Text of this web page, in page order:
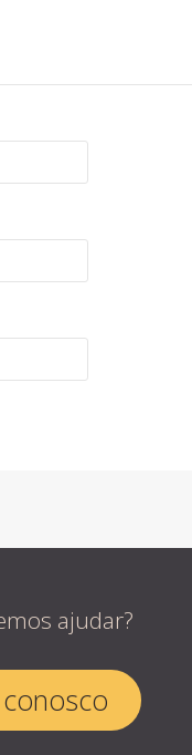
ajudar?